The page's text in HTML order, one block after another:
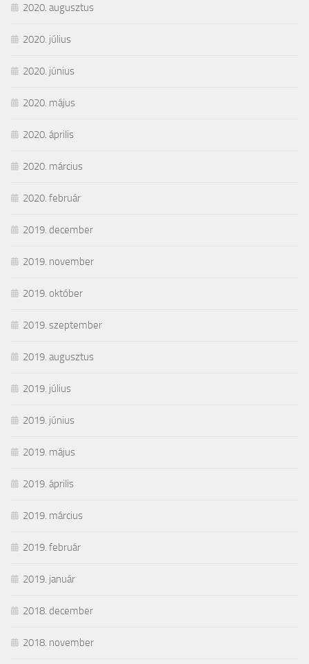
2020. augusztus
2020. július
2020. június
2020. május
2020. április
2020. március
2020. február
2019. december
2019. november
2019. október
2019. szeptember
2019. augusztus
2019. július
2019. június
2019. május
2019. április
2019. március
2019. február
2019. január
2018. december
2018. november